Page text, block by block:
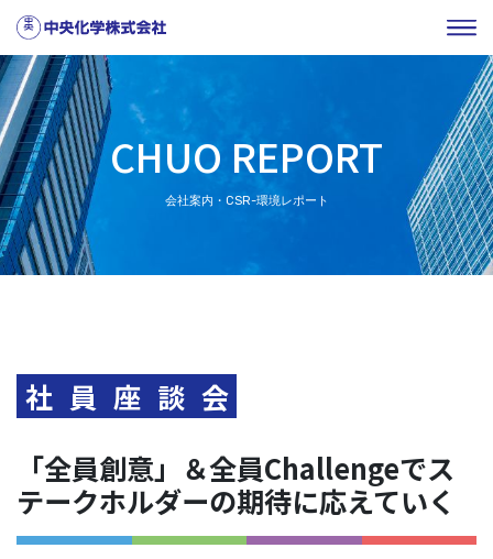
CHUO REPORT
会社案内・CSR-環境レポート
社 員 座 談 会
「全員創意」＆全員Challengeでス
テークホルダーの期待に応えていく